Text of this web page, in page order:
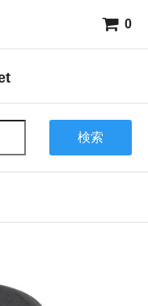
0
検索